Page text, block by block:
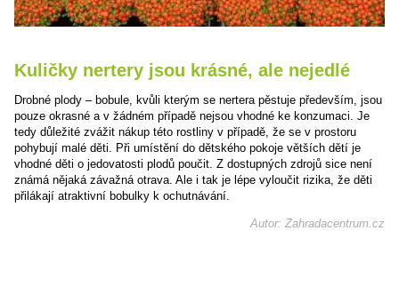
Kuličky nertery jsou krásné, ale nejedlé
Drobné plody – bobule, kvůli kterým se nertera pěstuje především, jsou
pouze okrasné a v žádném případě nejsou vhodné ke konzumaci. Je
tedy důležité zvážit nákup této rostliny v případě, že se v prostoru
pohybují malé děti. Při umístění do dětského pokoje větších dětí je
vhodné děti o jedovatosti plodů poučit. Z dostupných zdrojů sice není
známá nějaká závažná otrava. Ale i tak je lépe vyloučit rizika, že děti
přilákají atraktivní bobulky k ochutnávání.
Autor: Zahradacentrum.cz